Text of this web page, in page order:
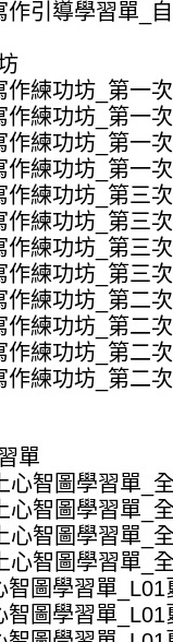
作引導學習單_
作練功坊_第一
作練功坊_第一
作練功坊_第一
作練功坊_第一
作練功坊_第三
作練功坊_第三
作練功坊_第三
作練功坊_第三
作練功坊_第二
作練功坊_第二
作練功坊_第二
作練功坊_第二
單
心智圖學習單_
心智圖學習單_
心智圖學習單_
心智圖學習單_
智圖學習單
智圖學習單